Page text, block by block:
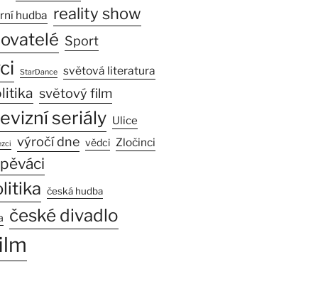
hudba reality show
Sport
StarDance světová literatura
světový film
seriály Ulice
výročí dne vědci Zločinci
česká hudba
české divadlo